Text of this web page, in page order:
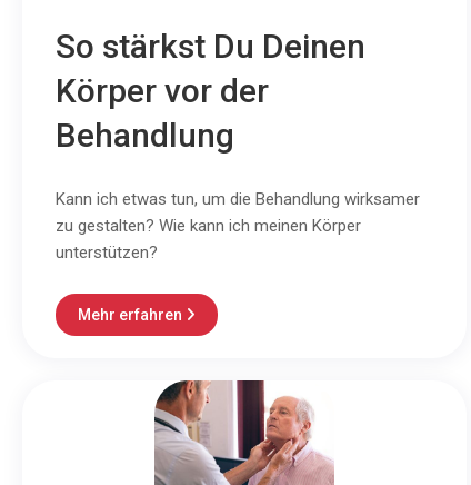
So stärkst Du Deinen
Körper vor der
Behandlung
Kann ich etwas tun, um die Behandlung wirksamer
zu gestalten? Wie kann ich meinen Körper
unterstützen?
Mehr erfahren 